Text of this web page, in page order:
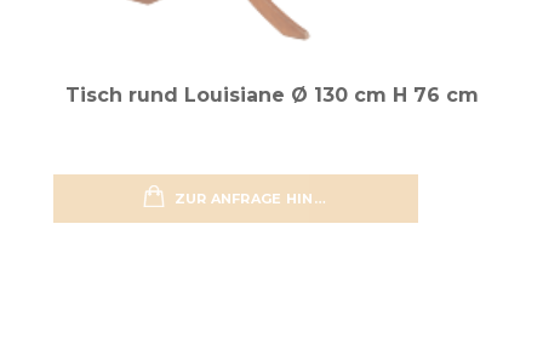
Tisch rund Louisiane Ø 130 cm H 76 cm
ZUR ANFRAGE HINZUFÜGEN